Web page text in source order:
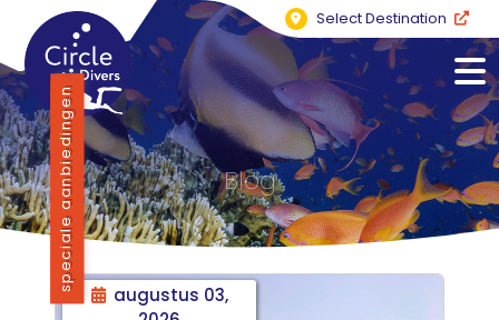
Select Destination
Blog
augustus 03,
speciale aanbiedingen